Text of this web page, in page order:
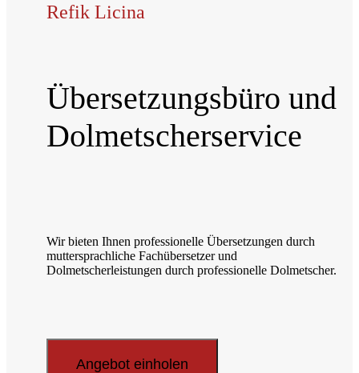
Refik Licina
Übersetzungsbüro und
Dolmetscherservice
Wir bieten Ihnen professionelle Übersetzungen durch
muttersprachliche Fachübersetzer und
Dolmetscherleistungen durch professionelle Dolmetscher.
Angebot einholen